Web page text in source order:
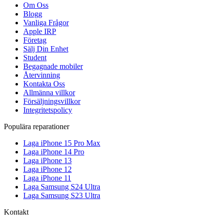
Om Oss
Blogg
Vanliga Frågor
Apple IRP
Företag
Sälj Din Enhet
Student
Begagnade mobiler
Återvinning
Kontakta Oss
Allmänna villkor
Försäljningsvillkor
Integritetspolicy
Populära reparationer
Laga iPhone 15 Pro Max
Laga iPhone 14 Pro
Laga iPhone 13
Laga iPhone 12
Laga iPhone 11
Laga Samsung S24 Ultra
Laga Samsung S23 Ultra
Kontakt